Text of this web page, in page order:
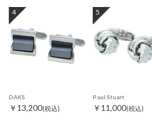
4
DAKS
￥13,200(税込)
5
Paul Stuart
￥11,000(税込)